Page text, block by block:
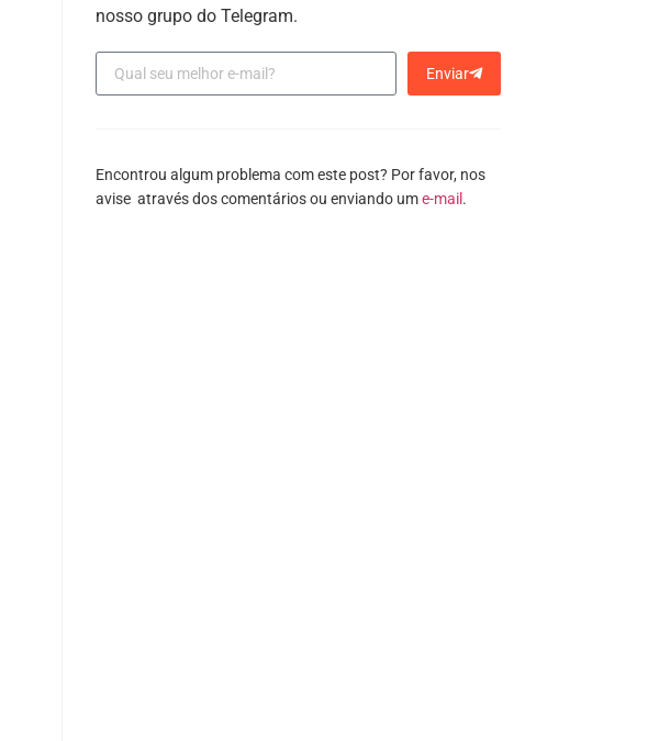
nosso grupo do Telegram.
Enviar
Encontrou algum problema com este post? Por favor, nos
avise através dos comentários ou enviando ume-mail .